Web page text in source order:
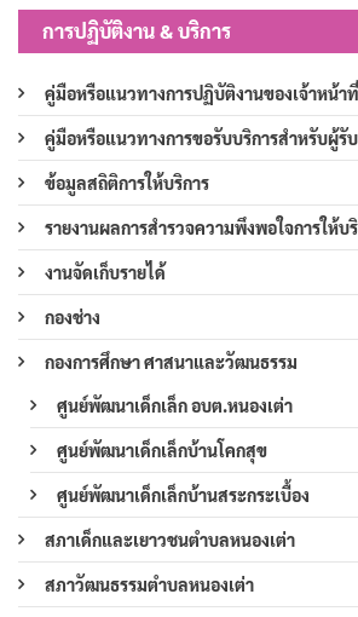
การปฏิบัติงาน & บริการ
คู่มือหรือแนวทางการปฏิบัติงานของเจ้าหน้าที่
คู่มือหรือแนวทางการขอรับบริการสำหรับผู้รั
ข้อมูลสถิติการให้บริการ
รายงานผลการสำรวจความพึงพอใจการให้บ
งานจัดเก็บรายได้
กองช่าง
กองการศึกษา ศาสนาและวัฒนธรรม
ศูนย์พัฒนาเด็กเล็ก อบต.หนองเต่า
ศูนย์พัฒนาเด็กเล็กบ้านโคกสุข
ศูนย์พัฒนาเด็กเล็กบ้านสระกระเบื้อง
สภาเด็กและเยาวชนตำบลหนองเต่า
สภาวัฒนธรรมตำบลหนองเต่า